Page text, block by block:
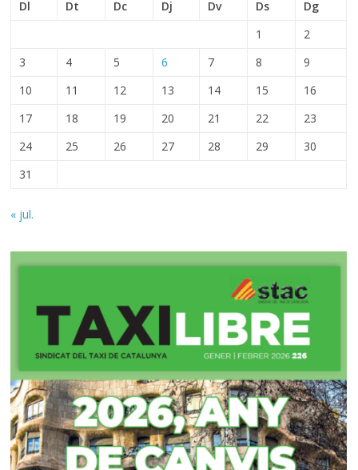
Dl
Dt Dc Dj Dv Ds
Dg
1
2
3
4 5 6 7 8
9
10
11 12 13 14 15
16
17
18 19 20 21 22
23
24
25 26 27 28 29
30
31
« jul.